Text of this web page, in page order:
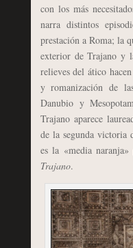
con los más
narra distintos
prestación a Roma; la
exterior de Trajano y
relieves del ático
y romanización de
Danubio y
Trajano aparece
de la segunda
es la «media
Trajano.